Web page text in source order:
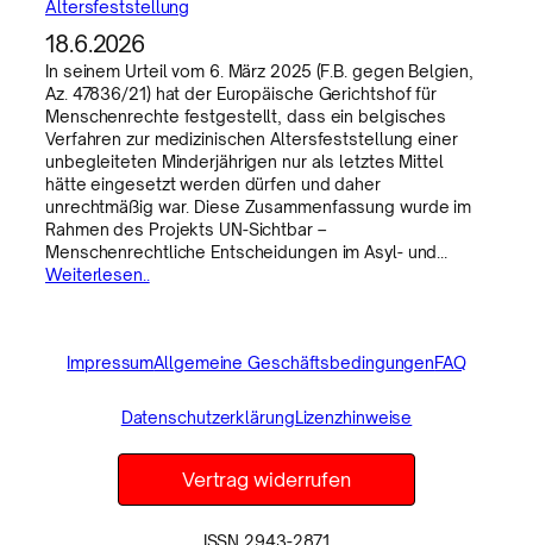
Altersfeststellung
18.6.2026
In seinem Urteil vom 6. März 2025 (F.B. gegen Belgien,
Az. 47836/21) hat der Europäische Gerichtshof für
Menschenrechte festgestellt, dass ein belgisches
Verfahren zur medizinischen Altersfeststellung einer
unbegleiteten Minderjährigen nur als letztes Mittel
hätte eingesetzt werden dürfen und daher
unrechtmäßig war. Diese Zusammenfassung wurde im
Rahmen des Projekts UN-Sichtbar –
Menschenrechtliche Entscheidungen im Asyl- und…
Weiterlesen..
ImpressumAllgemeine GeschäftsbedingungenFAQ
DatenschutzerklärungLizenzhinweise
Vertrag widerrufen